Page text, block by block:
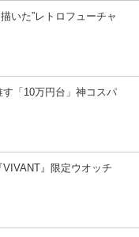
いた”レトロフューチャ
す「10万円台」神コスパ
』限定ウオッチ